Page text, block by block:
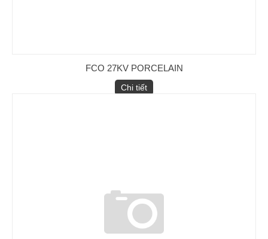
FCO 27KV PORCELAIN
Chi tiết